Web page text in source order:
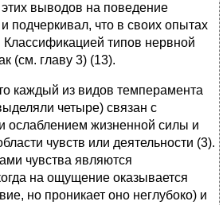
выводов на поведение
подчеркивал, что в своих опытах
Классификацией типов нервной
(см. главу 3) (13).
каждый из видов темперамента
четыре) связан с
ослаблением жизненной силы и
чувств или деятельности (3).
чувства являются
на ощущение оказывается
но проникает оно неглубоко) и